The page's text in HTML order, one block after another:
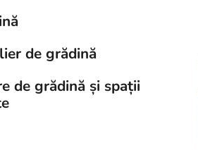
de grădină
de grădină și spații